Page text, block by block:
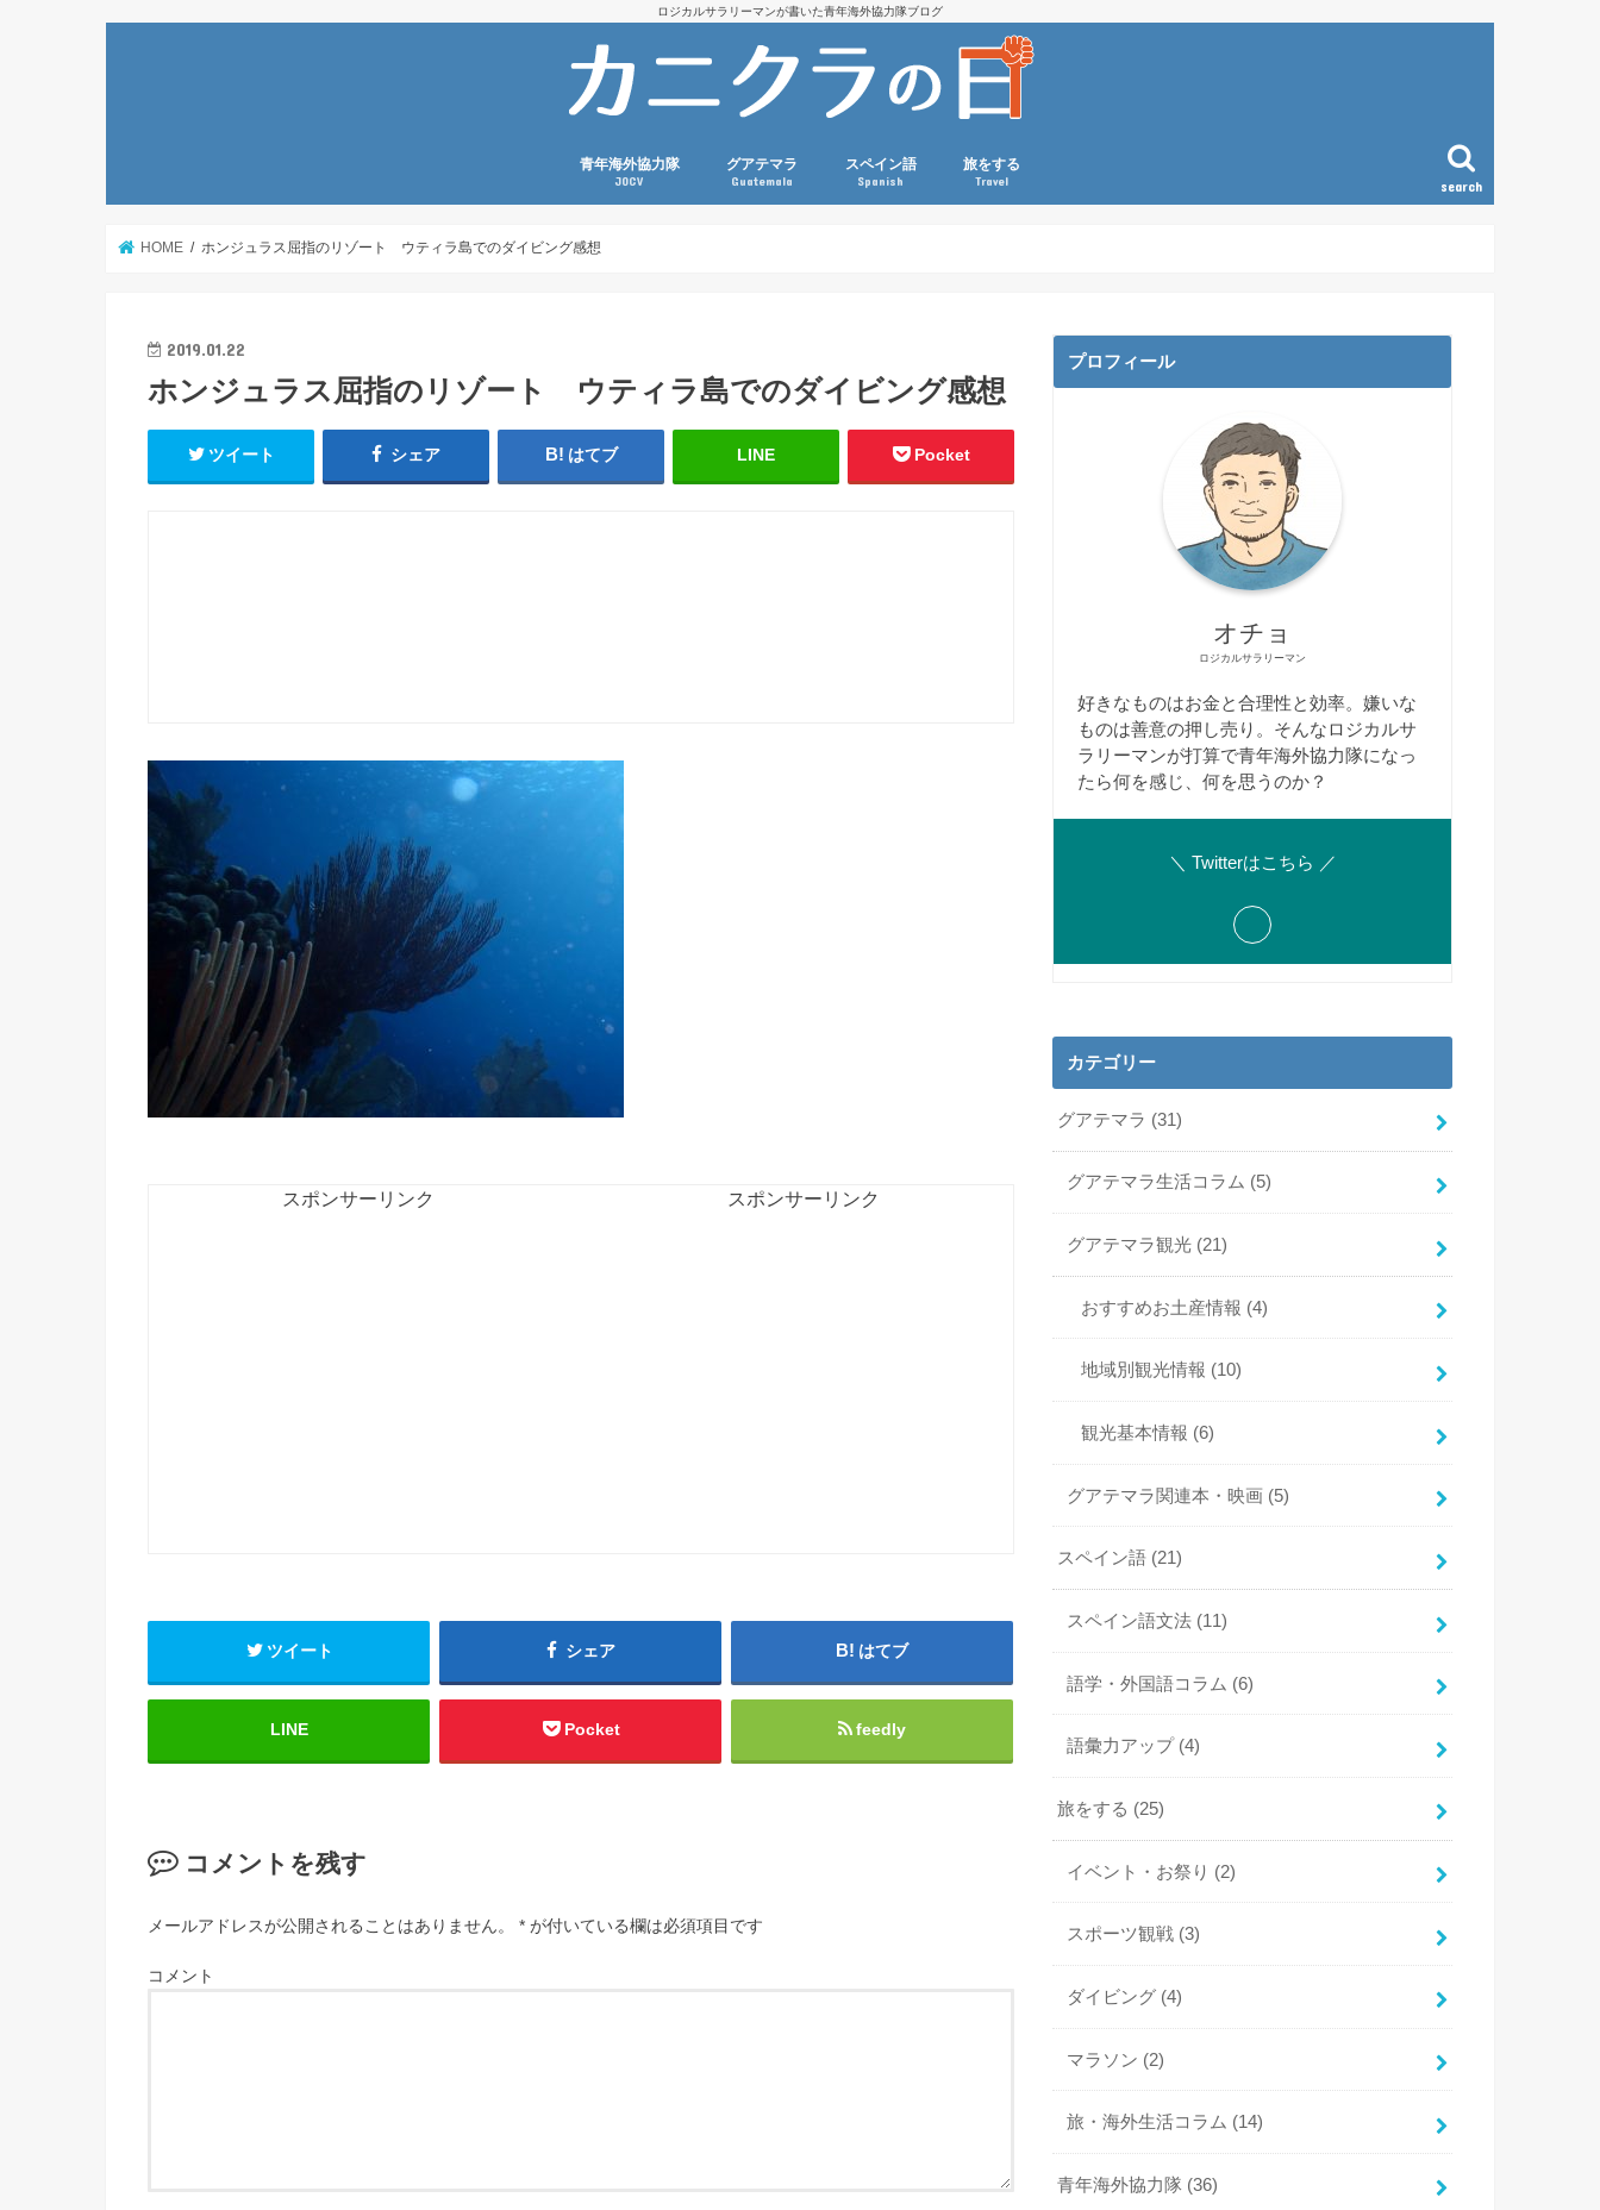
ロジカルサラリーマンが書いた青年海外協力隊ブログ
search
青年海外協力隊
JOCV
グアテマラ
Guatemala
スペイン語
Spanish
旅をする
Travel
HOME ホンジュラス屈指のリゾート ウティラ島でのダイビング感想
2019.01.22
ホンジュラス屈指のリゾート ウティラ島でのダイビング感想
ツイート シェア はてブ LINE Pocket
スポンサーリンク スポンサーリンク
ツイート シェア はてブ
LINE Pocket feedly
コメントを残す
メールアドレスが公開されることはありません。 * が付いている欄は必須項目です
コメント
プロフィール
オチョ
ロジカルサラリーマン
好きなものはお金と合理性と効率。嫌いな
ものは善意の押し売り。そんなロジカルサ
ラリーマンが打算で青年海外協力隊になっ
たら何を感じ、何を思うのか？
＼ Twitterはこちら ／
カテゴリー
グアテマラ (31)
グアテマラ生活コラム (5)
グアテマラ観光 (21)
おすすめお土産情報 (4)
地域別観光情報 (10)
観光基本情報 (6)
グアテマラ関連本・映画 (5)
スペイン語 (21)
スペイン語文法 (11)
語学・外国語コラム (6)
語彙力アップ (4)
旅をする (25)
イベント・お祭り (2)
スポーツ観戦 (3)
ダイビング (4)
マラソン (2)
旅・海外生活コラム (14)
青年海外協力隊 (36)